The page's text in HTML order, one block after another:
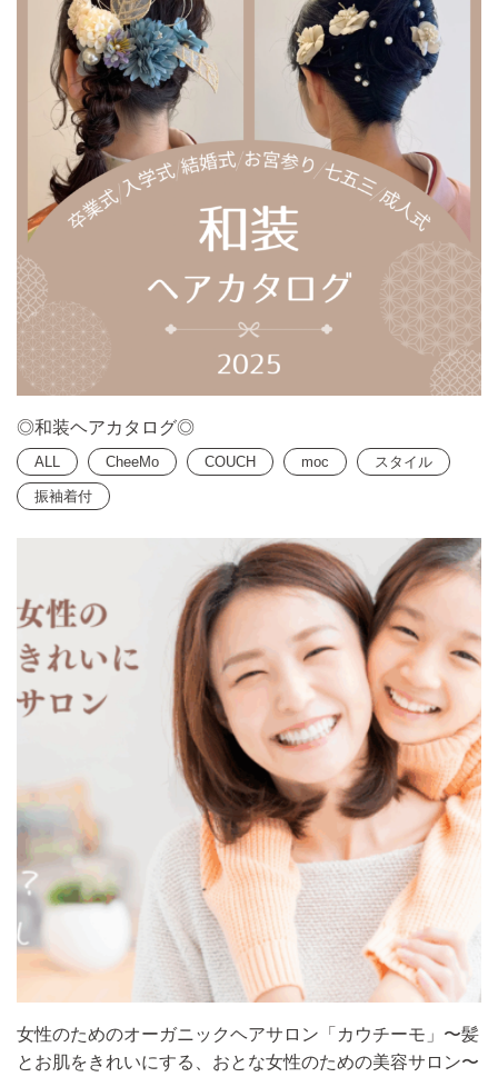
◎和装ヘアカタログ◎
ALL CheeMo COUCH moc スタイル
振袖着付
女性のためのオーガニックヘアサロン「カウチーモ」〜髪
とお肌をきれいにする、おとな女性のための美容サロン〜